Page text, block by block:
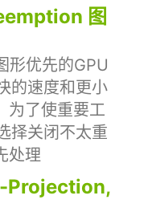
图
形优先的GPU
的速度和更小
为了使重要工
择关闭不太重
处理
Projection,